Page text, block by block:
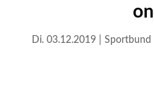
Di. 03.12.2019| Sportbund